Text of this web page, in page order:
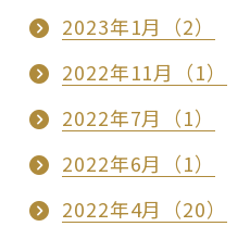
2023年1月（2）
2022年11月（1）
2022年7月（1）
2022年6月（1）
2022年4月（20）